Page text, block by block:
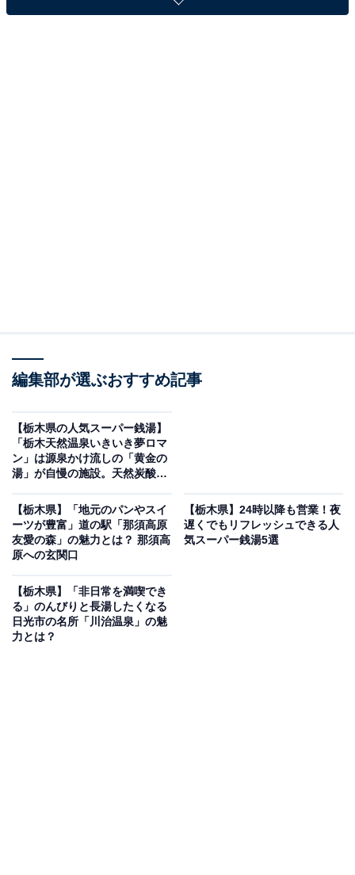
「まほろばの湯 湯親館」公式Webサイトより
毎日温泉を完全入換えする「毎日完全換水方式」で常に
ージした大浴場と那須連峰を望む露天風呂が自慢で、遠
赤外線強化仕様の「フィンランドサウナ」や電気風呂・
気泡浴など健康づくりに役立つ設備も充実しています。
編集部が選ぶおすすめ記事
【栃木県の人気スーパー銭湯】
「栃木天然温泉いきいき夢ロマ
ン」は源泉かけ流しの「黄金の
湯」が自慢の施設。天然炭酸水
【栃木県】「地元のパンやスイ
ーツが豊富」道の駅「那須高原
友愛の森」の魅力とは？ 那須高
原への玄関口
【栃木県】24時以降も営業！夜
遅くでもリフレッシュできる人
気スーパー銭湯5選
【栃木県】「非日常を満喫でき
る」のんびりと長湯したくなる
日光市の名所「川治温泉」の魅
力とは？